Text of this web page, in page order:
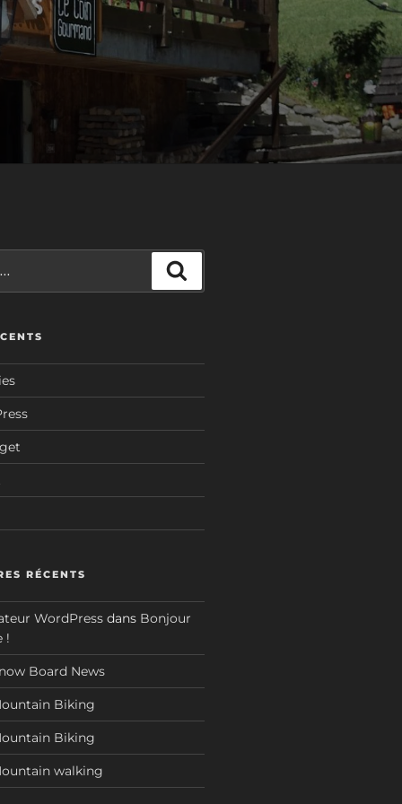
RÉCENTS
WordPressdans Bonjour
!
Board News
Biking
Biking
walking